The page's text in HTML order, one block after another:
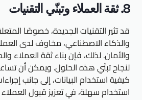
8. ثقة العملاء وتبنّي التقنيات
قد تثير التقنيات الجديدة، خصوصًا
والذكاء الاصطناعي، مخاوف لدى
والأمان. لذلك، فإن بناء ثقة العملاء
لنجاح تبنّي هذه الحلول. ويمكن أن
كيفية استخدام البيانات، إلى جانب
استخدام سهلة، في تعزيز قبول